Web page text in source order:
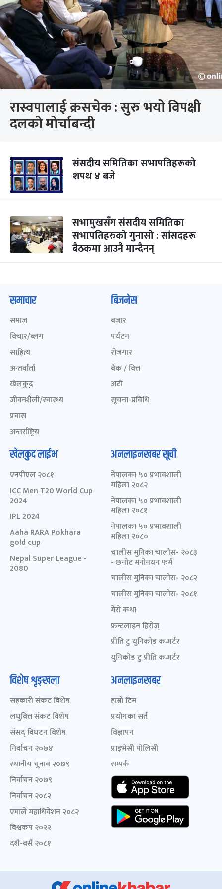
रास्वपालाई क्रसचेक : सुरु भयो विपक्षी
दलको मोर्चाबन्दी
संसदीय समितिका सभापतिहरूको
शपथ ४ बजे
सभामुखसँग संसदीय समितिका
सभापतिहरुको गुनासो : सांसदहरू
बैठकमा आउनै मान्दैनन्
समाचार
समाज
विचार/ब्लग
साहित्य
अन्तर्वार्ता
खेलकुद़़
जीवनशैली/स्वास्थ्य
प्रवास
अन्तर्राष्ट्रिय
बिजनेस
बजार
पर्यटन
रोजगार
बैंक / वित्त
अटो
सूचना-प्रविधि
खेलकुद लाईभ
एनपीएल २०८१
ICC Men T20 World Cup
2024
IPL 2024
Aaha RARA Pokhara
gold cup
Nepal Super League -
2080
अनलाइनखबर सूची
नेपालका ५० प्रभावशाली
महिला २०८२
नेपालका ५० प्रभावशाली
महिला २०८१
नेपालका ५० प्रभावशाली
महिला २०८०
चालीस मुनिका चालीस- २०८३
- छनोट मनोनयन फर्म
चालीस मुनिका चालीस- २०८२
चालीस मुनिका चालीस- २०८१
मेरो कथा
फ्रन्टलाइन हिरोज्
प्रीति टु युनिकोड कन्भर्टर
युनिकोड टु प्रीति कन्भर्टर
विशेष शृङ्खला
सहकारी संकट विशेष
लघुवित्त संकट विशेष
संसद् विघटन विशेष
निर्वाचन २०७४
स्थानीय चुनाव २०७९
निर्वाचन २०७९
निर्वाचन २०८२
एमाले महाधिवेशन २०८२
विश्वकप २०२२
दशैं-बसैं २०८१
अनलाइनखबर
हाम्रो टिम
प्रयोगका सर्त
विज्ञापन
प्राइभेसी पोलिसी
सम्पर्क